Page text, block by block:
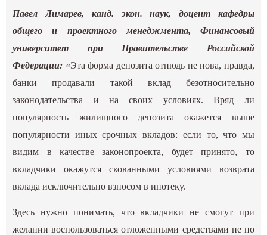
Павел Лимарев, канд. экон. наук, доцент кафедры
общего и проектного менеджмента, Финансовый
университет при Правительстве Российской
Федерации: «Эта форма депозита отнюдь не нова, правда,
банки продавали такой вклад безотносительно
законодательства и на своих условиях. Вряд ли
популярность жилищного депозита окажется выше
популярности иных срочных вкладов: если то, что мы
видим в качестве законопроекта, будет принято, то
вкладчики окажутся скованными условиями возврата
вклада исключительно взносом в ипотеку.
Здесь нужно понимать, что вкладчики не смогут при
желании воспользоваться отложенными средствами не по